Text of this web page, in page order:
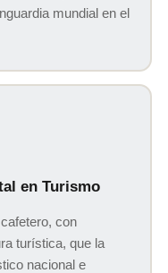
mundial en el
en Turismo
con
turística, que la
nacional e